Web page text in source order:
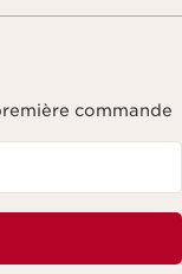
commande